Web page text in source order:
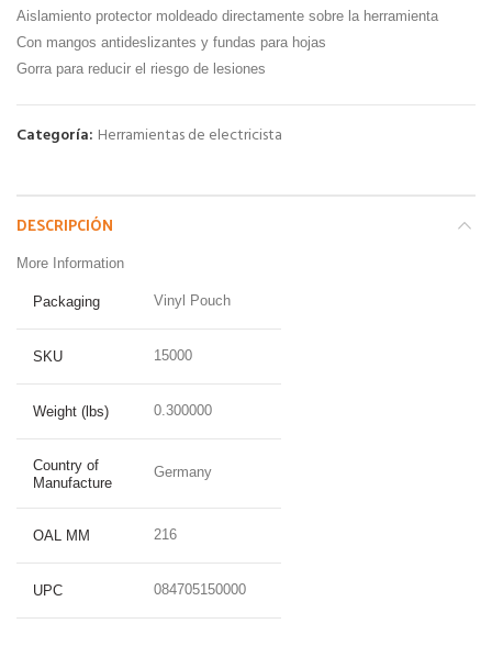
Aislamiento protector moldeado directamente sobre la herramienta
Con mangos antideslizantes y fundas para hojas
Gorra para reducir el riesgo de lesiones
Categoría: Herramientas de electricista
DESCRIPCIÓN
More Information
Packaging Vinyl Pouch
SKU 15000
Weight (lbs) 0.300000
Country of
Manufacture
Germany
OAL MM 216
UPC 084705150000